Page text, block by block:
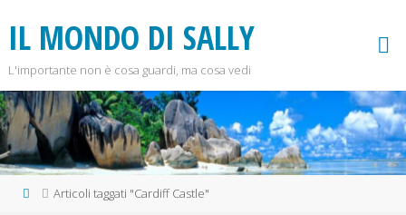
contenuto
IL MONDO DI SALLY
L'importante non è cosa guardi, ma cosa vedi
HomeArticoli taggati "Cardiff Castle"